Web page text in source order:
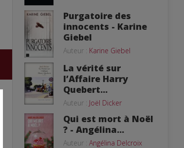
Purgatoire des
innocents - Karine
Giebel
Auteur : Karine Giebel
La vérité sur
l’Affaire Harry
Quebert...
Auteur : Joël Dicker
Qui est mort à Noël
? - Angélina...
Auteur : Angélina Delcroix